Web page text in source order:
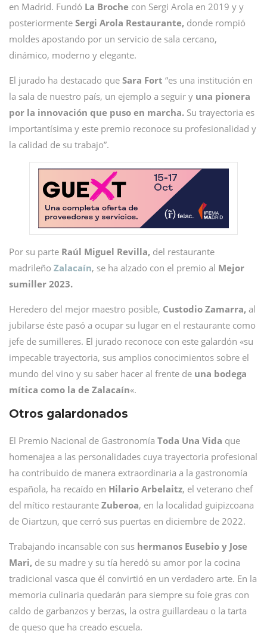
en Madrid. Fundó La Broche con Sergi Arola en 2019 y y
posteriormente Sergi Arola Restaurante, donde rompió
moldes apostando por un servicio de sala cercano,
dinámico, moderno y elegante.
El jurado ha destacado que Sara Fort “es una institución en
la sala de nuestro país, un ejemplo a seguir y una pionera
por la innovación que puso en marcha. Su trayectoria es
importantísima y este premio reconoce su profesionalidad y
la calidad de su trabajo”.
Por su parte Raúl Miguel Revilla, del restaurante
madrileño Zalacaín, se ha alzado con el premio al Mejor
sumiller 2023.
Heredero del mejor maestro posible, Custodio Zamarra, al
jubilarse éste pasó a ocupar su lugar en el restaurante como
jefe de sumilleres. El jurado reconoce con este galardón «su
impecable trayectoria, sus amplios conocimientos sobre el
mundo del vino y su saber hacer al frente de una bodega
mítica como la de Zalacaín«.
Otros galardonados
El Premio Nacional de Gastronomía Toda Una Vida que
homenajea a las personalidades cuya trayectoria profesional
ha contribuido de manera extraordinaria a la gastronomía
española, ha recaído en Hilario Arbelaitz, el veterano chef
del mítico restaurante Zuberoa, en la localidad guipizcoana
de Oiartzun, que cerró sus puertas en diciembre de 2022.
Trabajando incansable con sus hermanos Eusebio y Jose
Mari, de su madre y su tía heredó su amor por la cocina
tradicional vasca que él convirtió en un verdadero arte. En la
memoria culinaria quedarán para siempre su foie gras con
caldo de garbanzos y berzas, la ostra guillardeau o la tarta
de queso que ha creado escuela.